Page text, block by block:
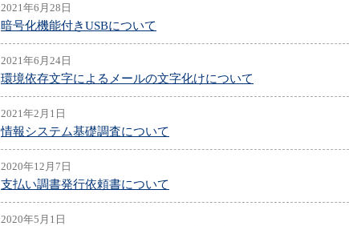
2021年6月28日
暗号化機能付きUSBについて
2021年6月24日
環境依存文字によるメールの文字化けについて
2021年2月1日
情報システム基礎調査について
2020年12月7日
支払い調書発行依頼書について
2020年5月1日